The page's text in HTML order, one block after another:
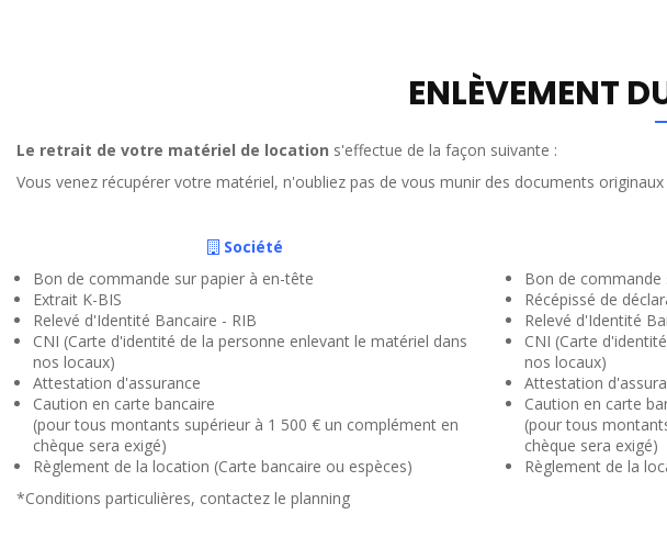
ENLÈVEMENT
Le retrait de votre matériel de location s'effectue de la façon suivante :
Vous venez récupérer votre matériel, n'oubliez pas de vous munir des documents
Société
Bon de commande sur papier à en-tête
Extrait K-BIS
Relevé d'Identité Bancaire - RIB
CNI (Carte d'identité de la personne enlevant le matériel dans
nos locaux)
Attestation d'assurance
Caution en carte bancaire
(pour tous montants supérieur à 1 500 € un complément en
chèque sera exigé)
Règlement de la location (Carte bancaire ou espèces)
Bon de commande
Récépissé de
Relevé d'Identité
CNI (Carte
nos locaux)
Attestation
Caution en carte
(pour tous
chèque sera exigé)
Règlement de la
*Conditions particulières, contactez le planning